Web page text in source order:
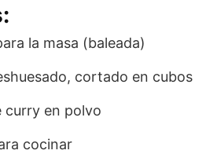
la masa (baleada)
cortado en cubos
curry en polvo
cocinar